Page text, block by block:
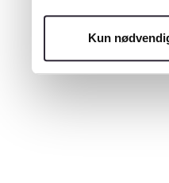
Kun